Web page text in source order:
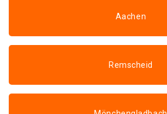
Aachen
Remscheid